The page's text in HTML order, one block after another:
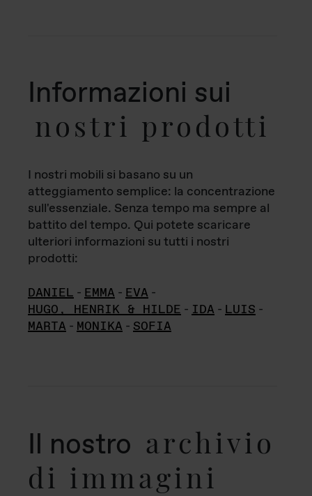
Informazioni sui
nostri prodotti
I nostri mobili si basano su un
atteggiamento semplice: la concentrazione
sull'essenziale. Senza tempo ma sempre al
battito del tempo. Qui potete scaricare
ulteriori informazioni su tutti i nostri
prodotti:
DANIEL - EMMA - EVA -
HUGO, HENRIK & HILDE - IDA - LUIS -
MARTA - MONIKA - SOFIA
Il nostro archivio
di immagini